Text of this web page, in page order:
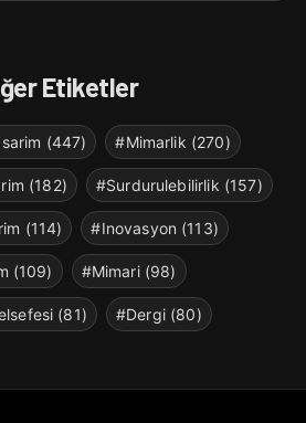
Etiketler
(447) #Mimarlik (270)
(182) #Surdurulebilirlik (157)
(114) #Inovasyon (113)
(109) #Mimari (98)
(81) #Dergi (80)